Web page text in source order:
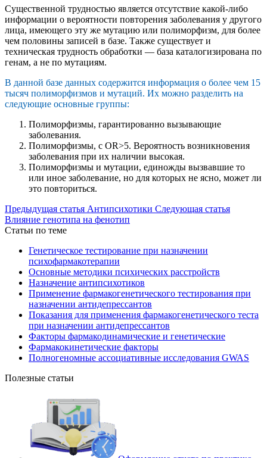
Существенной трудностью является отсутствие какой-либо
информации о вероятности повторения заболевания у другого
лица, имеющего эту же мутацию или полиморфизм, для более
чем половины записей в базе. Также существует и
техническая трудность обработки — база каталогизирована по
генам, а не по мутациям.
В данной базе данных содержится информация о более чем 15
тысяч полиморфизмов и мутаций. Их можно разделить на
следующие основные группы:
Полиморфизмы, гарантированно вызывающие
заболевания.
Полиморфизмы, с OR>5. Вероятность возникновения
заболевания при их наличии высокая.
Полиморфизмы и мутации, единожды вызвавшие то
или иное заболевание, но для которых не ясно, может ли
это повториться.
Предыдущая статья Антипсихотики Следующая статья
Влияние генотипа на фенотип
Статьи по теме
Генетическое тестирование при назначении
психофармакотерапии
Основные методики психических расстройств
Назначение антипсихотиков
Применение фармакогенетического тестирования при
назначении антидепрессантов
Показания для применения фармакогенетического теста
при назначении антидепрессантов
Факторы фармакодинамические и генетические
Фармакокинетические факторы
Полногеномные ассоциативные исследования GWAS
Полезные статьи